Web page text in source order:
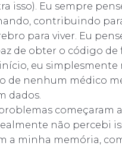
isso). Eu sempre
contribuindo
para viver. Eu
de obter o código
eu simplesmente
de nenhum médico
dados.
começaram
não percebi
a minha memória,